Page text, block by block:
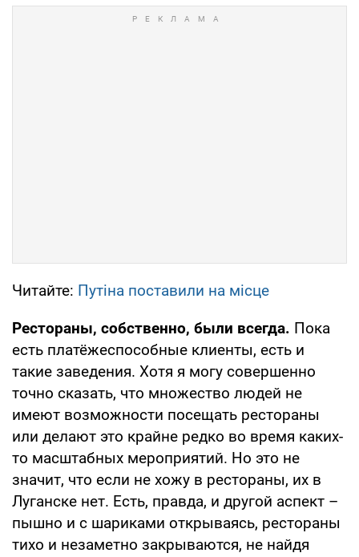
Читайте: Путіна поставили на місце
Рестораны, собственно, были всегда. Пока
есть платёжеспособные клиенты, есть и
такие заведения. Хотя я могу совершенно
точно сказать, что множество людей не
имеют возможности посещать рестораны
или делают это крайне редко во время каких-
то масштабных мероприятий. Но это не
значит, что если не хожу в рестораны, их в
Луганске нет. Есть, правда, и другой аспект –
пышно и с шариками открываясь, рестораны
тихо и незаметно закрываются, не найдя